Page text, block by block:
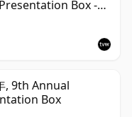
Box -
Malt Whisky |
, 9th Annual
Box